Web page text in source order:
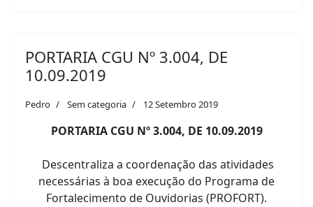
PORTARIA CGU Nº 3.004, DE
10.09.2019
Pedro Sem categoria 12 Setembro 2019
PORTARIA CGU Nº 3.004, DE 10.09.2019
Descentraliza a coordenação das atividades
necessárias à boa execução do Programa de
Fortalecimento de Ouvidorias (PROFORT).